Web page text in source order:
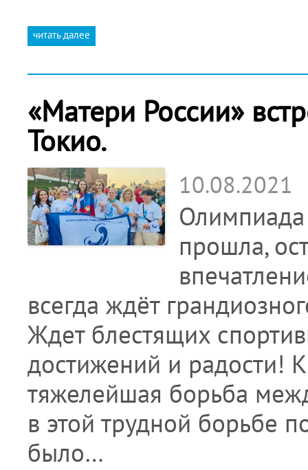
читать далее
«Матери России»
Токио.
10.08.2021
Олимпиада
прошла,
всегда ждёт
Ждет блестящих
достижений и радости!
тяжелейшая борьба
в этой трудной
было…